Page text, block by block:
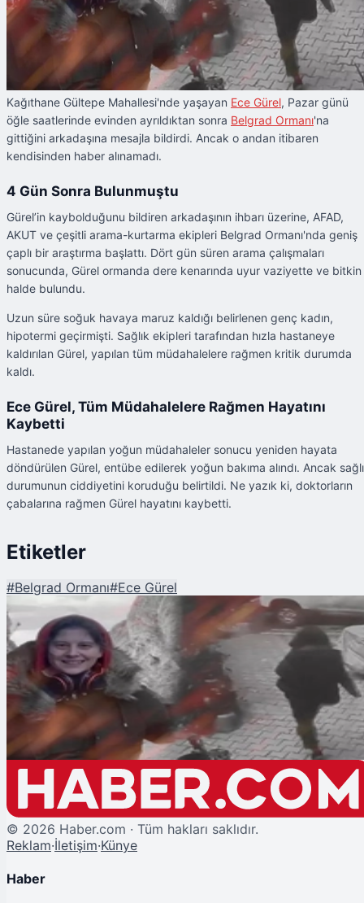
Kağıthane Gültepe Mahallesi'nde yaşayan Ece Gürel, Pazar günü
öğle saatlerinde evinden ayrıldıktan sonra Belgrad Ormanı'na
gittiğini arkadaşına mesajla bildirdi. Ancak o andan itibaren
kendisinden haber alınamadı.
4 Gün Sonra Bulunmuştu
Gürel’in kaybolduğunu bildiren arkadaşının ihbarı üzerine, AFAD,
AKUT ve çeşitli arama-kurtarma ekipleri Belgrad Ormanı'nda geniş
çaplı bir araştırma başlattı. Dört gün süren arama çalışmaları
sonucunda, Gürel ormanda dere kenarında uyur vaziyette ve bitkin
halde bulundu.
Uzun süre soğuk havaya maruz kaldığı belirlenen genç kadın,
hipotermi geçirmişti. Sağlık ekipleri tarafından hızla hastaneye
kaldırılan Gürel, yapılan tüm müdahalelere rağmen kritik durumda
kaldı.
Ece Gürel, Tüm Müdahalelere Rağmen Hayatını
Kaybetti
Hastanede yapılan yoğun müdahaleler sonucu yeniden hayata
döndürülen Gürel, entübe edilerek yoğun bakıma alındı. Ancak
durumunun ciddiyetini koruduğu belirtildi. Ne yazık ki, doktorların
çabalarına rağmen Gürel hayatını kaybetti.
Etiketler
#Belgrad Ormanı#Ece Gürel
Şu An Okunan
Belgrad Ormanı'nda Bulunmuştu: Ece Gürel Hayatını Kaybetti
© 2026 Haber.com · Tüm hakları saklıdır.
Reklam·İletişim·Künye
Haber